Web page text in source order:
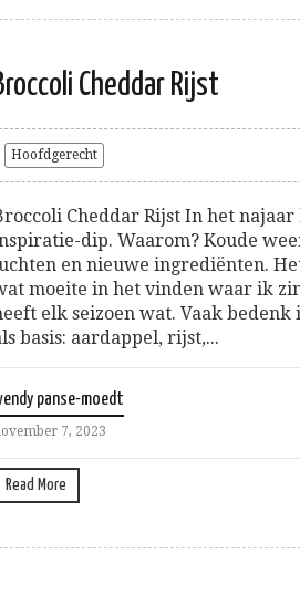
Cheddar Rijst
Hoofdgerecht
Cheddar Rijst In het
dip. Waarom? Koude
en nieuwe ingrediënten.
moeite in het vinden waar ik
elk seizoen wat. Vaak
basis: aardappel, rijst,...
panse-moedt
7, 2023
Read More